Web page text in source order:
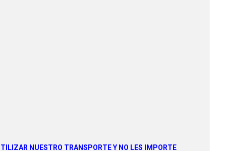
NUESTRO TRANSPORTE Y NO LES IMPORTE